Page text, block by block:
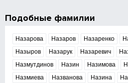
Подобные фамилии
Назарова Назаров Назаренко
Назыров
Назарук Назаревич
Назмутдинов
Назин Назимова
Назмиева
Названова Назина